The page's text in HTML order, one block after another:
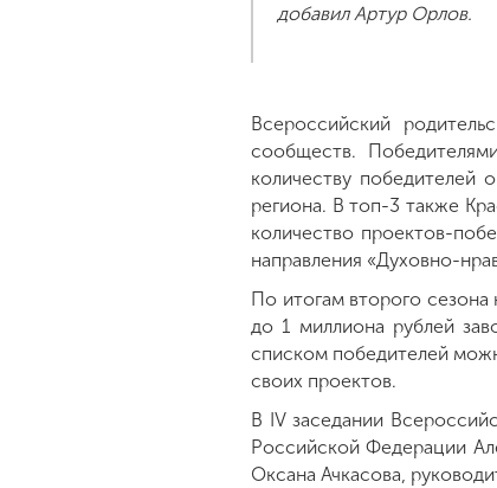
добавил Артур Орлов.
Всероссийский
сообществ.
количеству победителей
региона. В топ-3 также
количество проектов-
направления «Духовно-
По итогам второго
до 1 миллиона рублей
списком победителей
своих проектов.
В IV заседании
Российской Федерации
Оксана Ачкасова,